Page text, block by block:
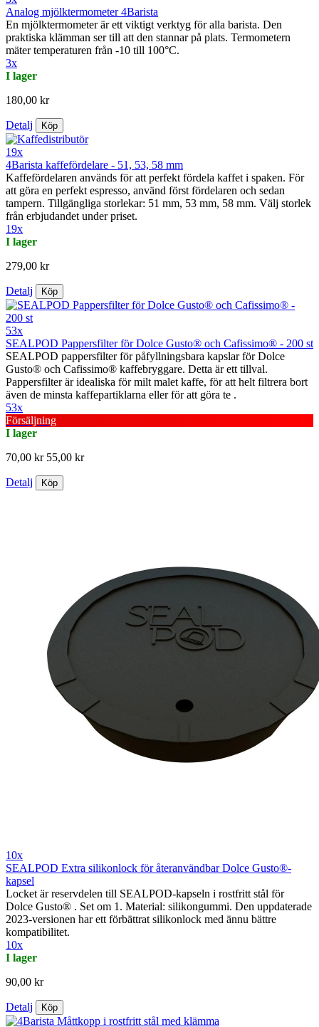
Analog mjölktermometer 4Barista
En mjölktermometer är ett viktigt verktyg för alla barista. Den
praktiska klämman ser till att den stannar på plats. Termometern
mäter temperaturen från -10 till 100°C.
3x
I lager
180,00 kr
Detalj Köp
19x
4Barista kaffefördelare - 51, 53, 58 mm
Kaffefördelaren används för att perfekt fördela kaffet i spaken. För
att göra en perfekt espresso, använd först fördelaren och sedan
tampern. Tillgängliga storlekar: 51 mm, 53 mm, 58 mm. Välj storlek
från erbjudandet under priset.
19x
I lager
279,00 kr
Detalj Köp
53x
SEALPOD Pappersfilter för Dolce Gusto® och Cafissimo® - 200 st
SEALPOD pappersfilter för påfyllningsbara kapslar för Dolce
Gusto® och Cafissimo® kaffebryggare. Detta är ett tillval.
Pappersfilter är idealiska för milt malet kaffe, för att helt filtrera bort
även de minsta kaffepartiklarna eller för att göra te .
53x
Försäljning
I lager
70,00 kr 55,00 kr
Detalj Köp
10x
SEALPOD Extra silikonlock för återanvändbar Dolce Gusto®-
kapsel
Locket är reservdelen till SEALPOD-kapseln i rostfritt stål för
Dolce Gusto® . Set om 1. Material: silikongummi. Den uppdaterade
2023-versionen har ett förbättrat silikonlock med ännu bättre
kompatibilitet.
10x
I lager
90,00 kr
Detalj Köp